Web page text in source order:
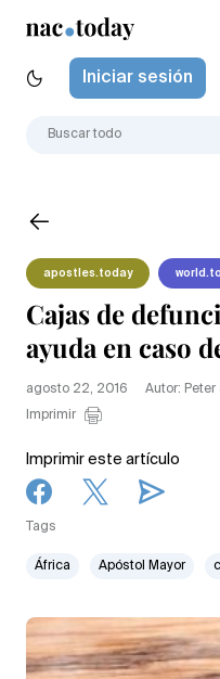
Iniciar sesión
apostles.today
Cajas de
ayuda en caso
agosto 22, 2016
Autor:
Imprimir
Imprimir este artículo
Tags
África Apóstol Mayor